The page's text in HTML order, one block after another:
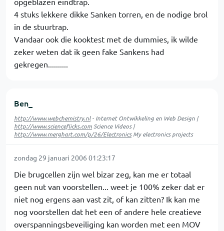
4 stuks lekkere dikke Sanken torren, en de nodige brol
in de stuurtrap.
Vandaar ook die kooktest met de dummies, ik wilde
zeker weten dat ik geen fake Sankens had
gekregen..........
Ben_
http://www.webchemistry.nl- Internet Ontwikkeling en Web Design |
http://www.scienceflicks.comScience Videos |
http://www.merghart.com/p/26/ElectronicsMy electronics projects
zondag 29 januari 2006 01:23:17
Die brugcellen zijn wel bizar zeg, kan me er totaal
geen nut van voorstellen... weet je 100% zeker dat er
niet nog ergens aan vast zit, of kan zitten? Ik kan me
nog voorstellen dat het een of andere hele creatieve
overspanningsbeveiliging kan worden met een MOV